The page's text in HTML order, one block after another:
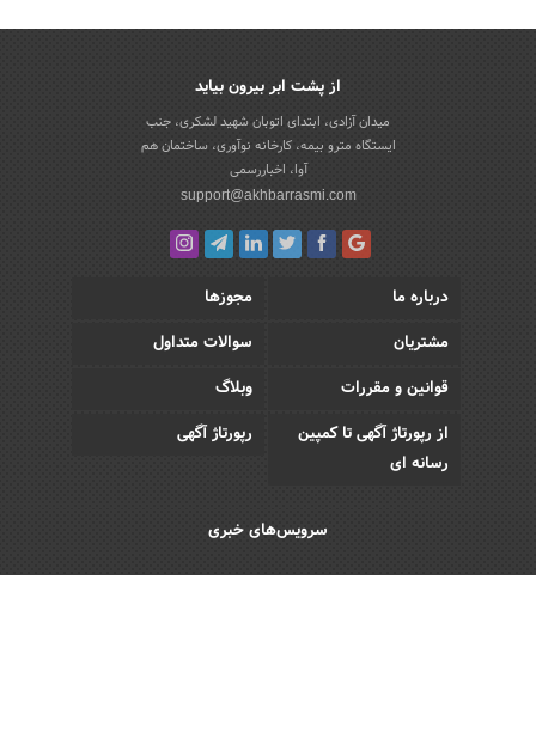
از پشت ابر بیرون بیاید
میدان آزادی، ابتدای اتوبان شهید لشکری، جنب
ایستگاه مترو بیمه، کارخانه نوآوری، ساختمان هم
آوا، اخباررسمی
support@akhbarrasmi.com
درباره ما
مجوزها
مشتریان
سوالات متداول
قوانین و مقررات
وبلاگ
از رپورتاژ آگهی تا کمپین
رسانه ای
رپورتاژ آگهی
سرویس‌های خبری